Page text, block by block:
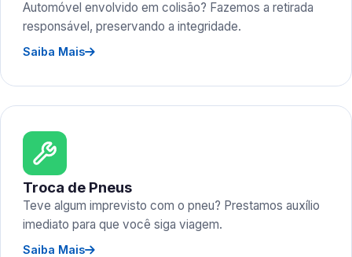
Automóvel envolvido em colisão? Fazemos a retirada
responsável, preservando a integridade.
Saiba Mais
Troca de Pneus
Teve algum imprevisto com o pneu? Prestamos auxílio
imediato para que você siga viagem.
Saiba Mais